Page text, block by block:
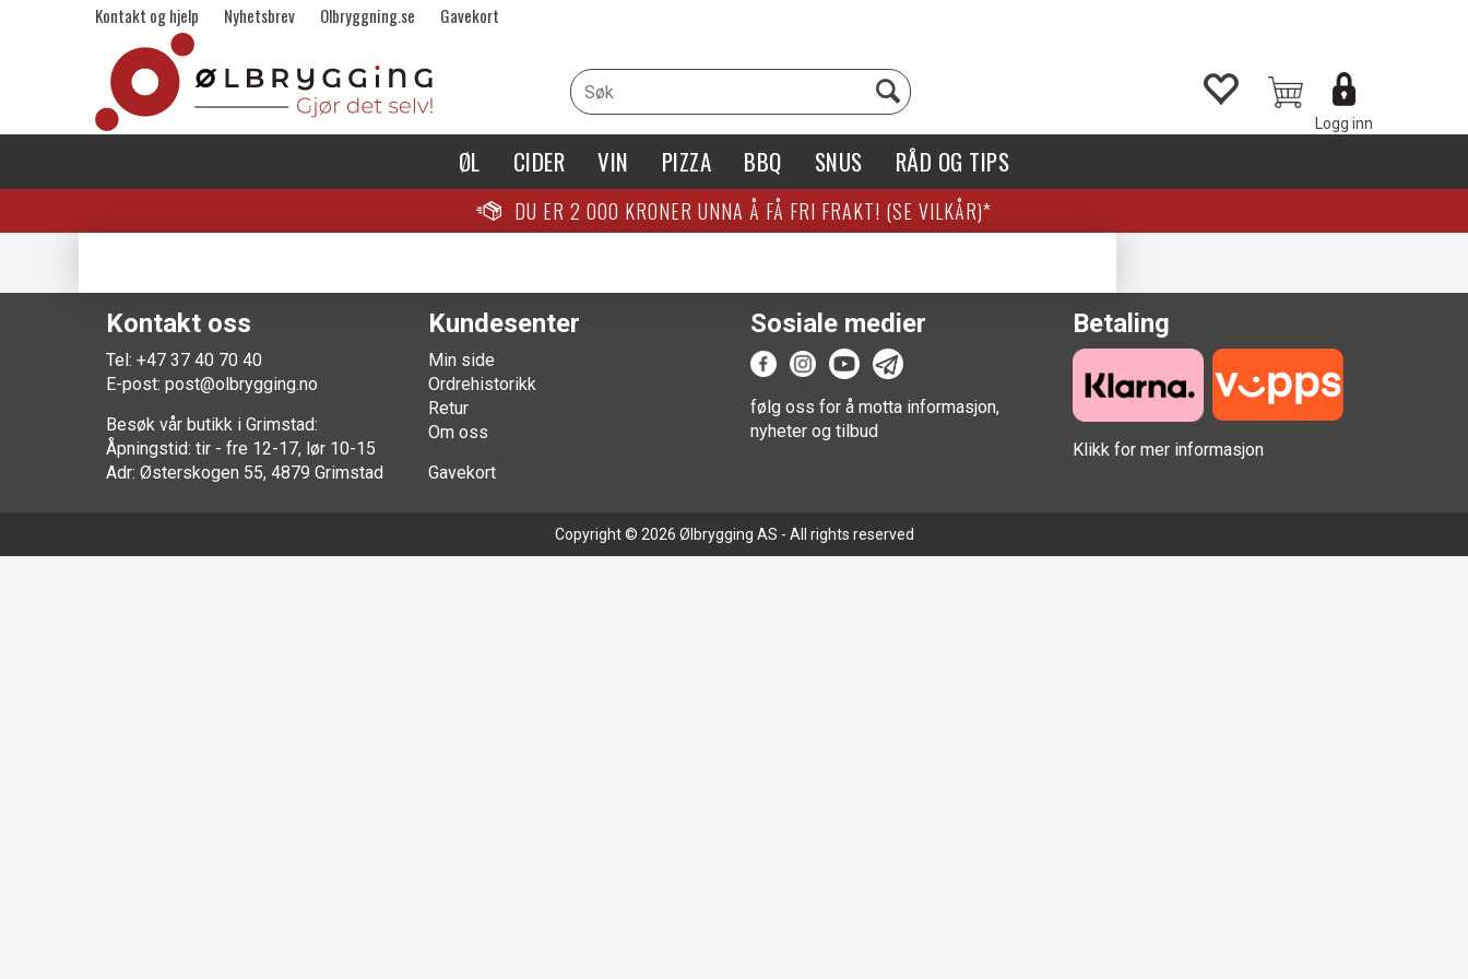
Kontakt og hjelp Nyhetsbrev Olbryggning.se Gavekort
Logg inn
ØL CIDER VIN PIZZA BBQ SNUS RÅD OG TIPS
DU ER 2 000 KRONER UNNA Å FÅ FRI FRAKT! (SE VILKÅR)*
Kontakt oss
Tel: +47 37 40 70 40
E-post: post@olbrygging.no
Besøk vår butikk i Grimstad:
Åpningstid: tir - fre 12-17, lør 10-15
Adr: Østerskogen 55, 4879 Grimstad
Kundesenter
Min side
Ordrehistorikk
Retur
Om oss
Gavekort
Sosiale medier
følg oss for å motta informasjon,
nyheter og tilbud
Betaling
Klikk for mer informasjon
Copyright © 2026 Ølbrygging AS - All rights reserved